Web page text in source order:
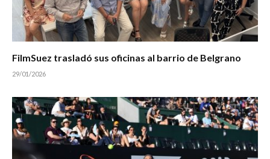
FilmSuez trasladó sus oficinas al barrio de Belgrano
29/01/2026